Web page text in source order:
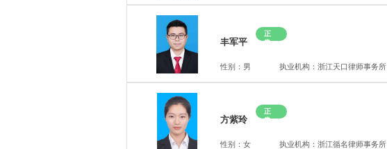
丰军平
正
常
性别：男 执业机构：浙江天口律师事务所
方紫玲
正
常
性别：女 执业机构：浙江循名律师事务所